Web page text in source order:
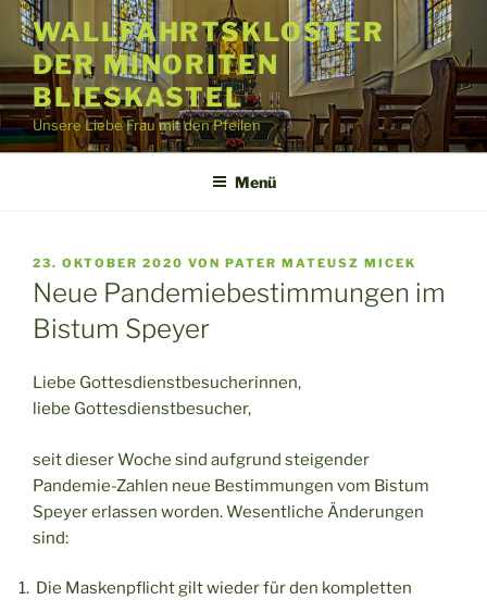
Zum
Inhalt
springen
WALLFAHRTSKLOSTER
DER MINORITEN
BLIESKASTEL
Unsere Liebe Frau mit den Pfeilen
Menü
VERÖFFENTLICHT
AM
23. OKTOBER 2020 VON PATER MATEUSZ MICEK
Neue Pandemiebestimmungen im
Bistum Speyer
Liebe Gottesdienstbesucherinnen,
liebe Gottesdienstbesucher,
seit dieser Woche sind aufgrund steigender
Pandemie-Zahlen neue Bestimmungen vom Bistum
Speyer erlassen worden. Wesentliche Änderungen
sind:
Die Maskenpflicht gilt wieder für den kompletten